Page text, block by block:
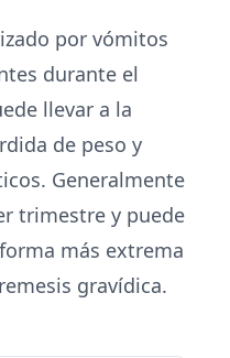
por vómitos
durante el
llevar a la
de peso y
Generalmente
trimestre y puede
más extrema
gravídica.